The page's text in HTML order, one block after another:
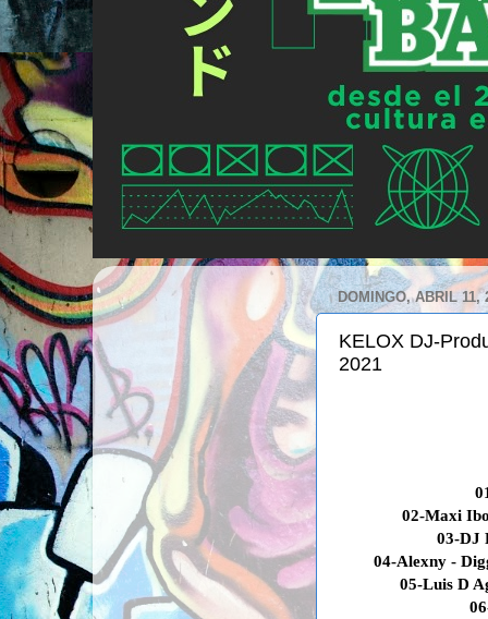
DOMINGO, ABRIL 11,
KELOX DJ-
2021
02-Maxi
03-DJ
04-Alexny -
05-Luis D